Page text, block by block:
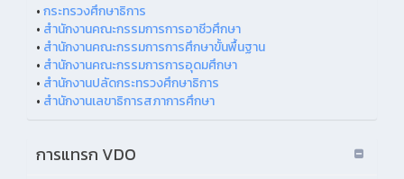
•กระทรวงศึกษาธิการ
• สำนักงานคณะกรรมการการอาชีวศึกษา
• สำนักงานคณะกรรมการการศึกษาขั้นพื้นฐาน
• สำนักงานคณะกรรมการการอุดมศึกษา
• สำนักงานปลัดกระทรวงศึกษาธิการ
• สำนักงานเลขาธิการสภาการศึกษา
การแทรก VDO